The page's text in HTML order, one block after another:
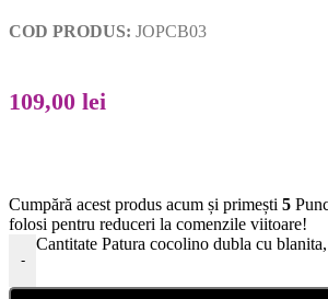
COD PRODUS: JOPCB03
109,00 lei
Cumpără acest produs acum și primești 5
folosi pentru reduceri la comenzile viitoare!
-
Cantitate Patura cocolino dubla cu